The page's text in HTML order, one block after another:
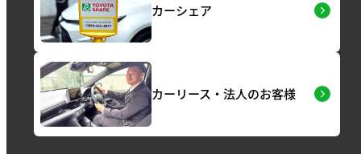
カーシェア
カーリース・法人のお客様